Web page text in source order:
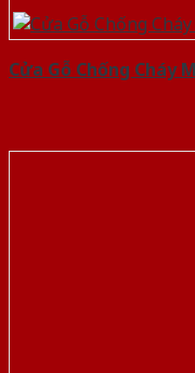
Cửa Gỗ Chống Cháy